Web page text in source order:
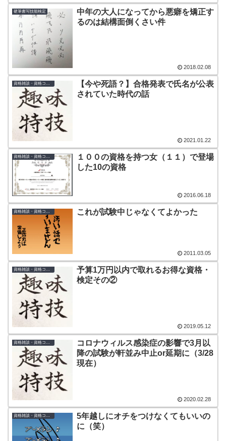
硬筆書写技能検定
中年の大人になってから悪癖を矯正す
るのは結構面倒くさい件
2018.02.08
資格雑談・資格コラム
【今や死語？】合格発表で氏名が公表
されていた時代の話
2021.01.22
資格雑談・資格コラム
１００の資格を持つ女（１１）で登場
した10の資格
2016.06.18
資格雑談・資格コラム これが試験中じゃなくてよかった
2011.03.05
資格雑談・資格コラム
予算1万円以内で取れるお得な資格・
検定その②
2019.05.12
資格雑談・資格コラム
コロナウィルス感染症の影響で3月以
降の試験が軒並み中止or延期に（3/28
現在）
2020.02.28
資格雑談・資格コラム
5年越しにオチをつけなくてもいいの
に（笑）